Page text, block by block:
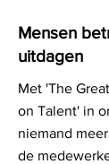
Mensen
uitdagen
Met 'The
on Talent' in
niemand
de